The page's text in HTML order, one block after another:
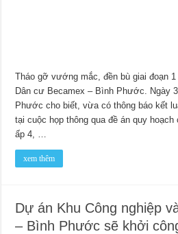
Tháo gỡ vướng mắc, đền bù giai đoạn
Dân cư Becamex – Bình Phước. Ngày
Phước cho biết, vừa có thông báo kết
tại cuộc họp thông qua đề án quy
ấp 4, …
xem thêm
Dự án Khu Công nghiệp
– Bình Phước sẽ khởi